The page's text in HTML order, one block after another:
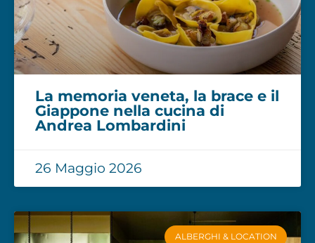
La memoria veneta, la brace e il
Giappone nella cucina di
Andrea Lombardini
26 Maggio 2026
ALBERGHI & LOCATION